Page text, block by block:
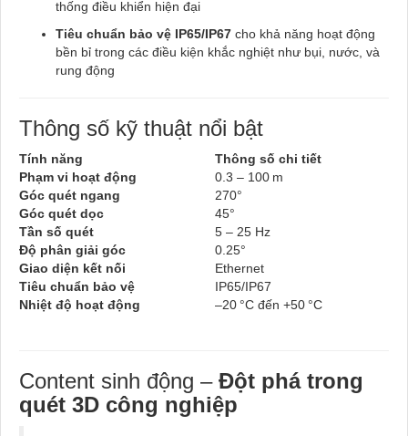
thống điều khiển hiện đại
Tiêu chuẩn bảo vệ IP65/IP67 cho khả năng hoạt động
bền bỉ trong các điều kiện khắc nghiệt như bụi, nước, và
rung động
Thông số kỹ thuật nổi bật
Tính năng
Thông số chi tiết
Phạm vi hoạt động
0.3 – 100 m
Góc quét ngang
270°
Góc quét dọc
45°
Tần số quét
5 – 25 Hz
Độ phân giải góc
0.25°
Giao diện kết nối
Ethernet
Tiêu chuẩn bảo vệ
IP65/IP67
Nhiệt độ hoạt động
–20 °C đến +50 °C
Content sinh động – Đột phá trong
quét 3D công nghiệp